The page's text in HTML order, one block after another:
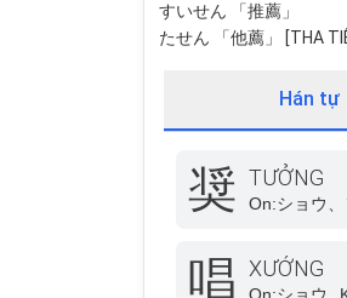
すいせん 「推薦」
たせん 「他薦」 [THA
Hán tự
奨 TƯỞNG
On:ショウ、
唱 XƯỚNG
On:ショウ